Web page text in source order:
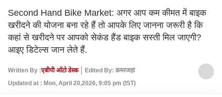
Second Hand Bike Market: अगर आप कम कीमत में बाइक
खरीदने की योजना बना रहे हैं तो आपके लिए जानना जरूरी है कि
कहां से खरीदने पर आपको सेकंड हैंड बाइक सस्ती मिल जाएगी?
आइए डिटेल्स जान लेते हैं.
Written By :एबीपी ऑटो डेस्क
Edited By: क़मरजहां
Updated at : Mon, April 20,2026, 9:05 pm (IST)